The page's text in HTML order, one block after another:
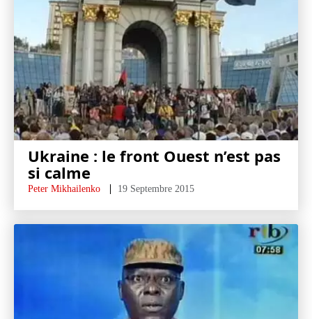
Ukraine : le front Ouest n’est pas
si calme
Peter Mikhailenko 19 Septembre 2015